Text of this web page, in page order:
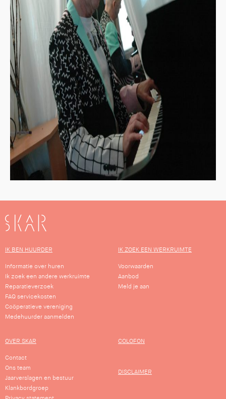
SKAR
IK BEN HUURDER
Informatie over huren
Ik zoek een andere werkruimte
Reparatieverzoek
FAQ servicekosten
Coöperatieve vereniging
Medehuurder aanmelden
IK ZOEK EEN WERKRUIMTE
Voorwaarden
Aanbod
Meld je aan
OVER SKAR
Contact
Ons team
Jaarverslagen en bestuur
Klankbordgroep
COLOFON
DISCLAIMER